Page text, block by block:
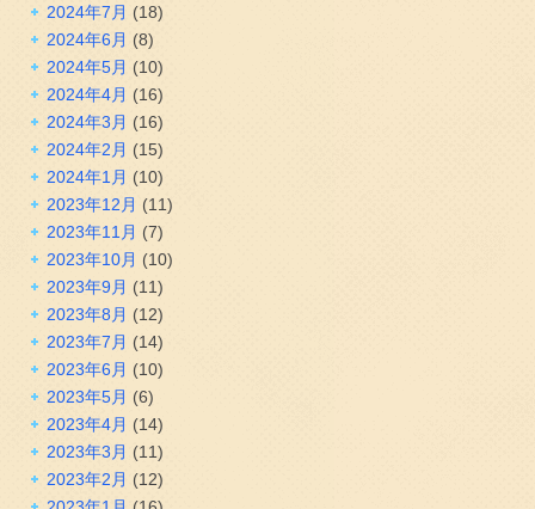
2024年7月 (18)
2024年6月 (8)
2024年5月 (10)
2024年4月 (16)
2024年3月 (16)
2024年2月 (15)
2024年1月 (10)
2023年12月 (11)
2023年11月 (7)
2023年10月 (10)
2023年9月 (11)
2023年8月 (12)
2023年7月 (14)
2023年6月 (10)
2023年5月 (6)
2023年4月 (14)
2023年3月 (11)
2023年2月 (12)